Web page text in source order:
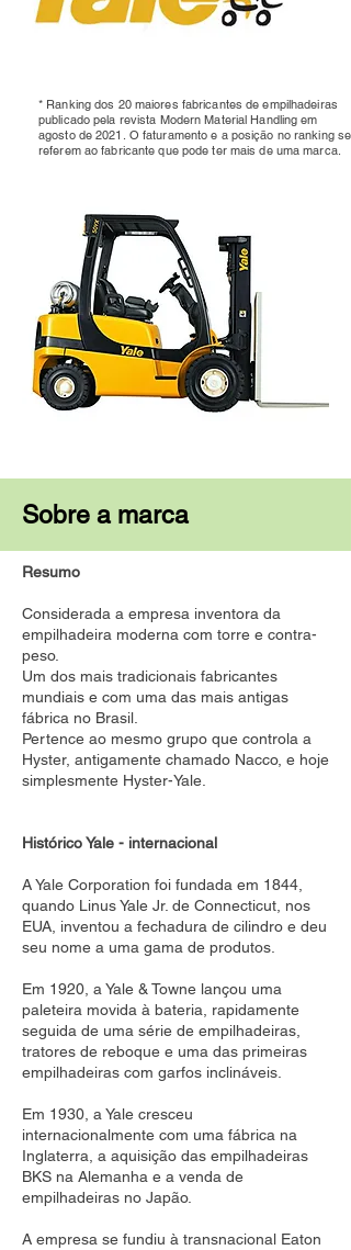
* Ranking dos 20 maiores fabricantes de empilhadeiras
publicado pela revista Modern Material Handling em
agosto de 2021. O faturamento e a posição no ranking se
referem ao fabricante que pode ter mais de uma marca.
Sobre a marca
Resumo
Considerada a empresa inventora da
empilhadeira moderna com torre e contra-
peso.
Um dos mais tradicionais fabricantes
mundiais e com uma das mais antigas
fábrica no Brasil.
Pertence ao mesmo grupo que controla a
Hyster, antigamente chamado Nacco, e hoje
simplesmente Hyster-Yale.
Histórico Yale - internacional
A Yale Corporation foi fundada em 1844,
quando Linus Yale Jr. de Connecticut, nos
EUA, inventou a fechadura de cilindro e deu
seu nome a uma gama de produtos.
Em 1920, a Yale & Towne lançou uma
paleteira movida à bateria, rapidamente
seguida de uma série de empilhadeiras,
tratores de reboque e uma das primeiras
empilhadeiras com garfos inclináveis.
Em 1930, a Yale cresceu
internacionalmente com uma fábrica na
Inglaterra, a aquisição das empilhadeiras
BKS na Alemanha e a venda de
empilhadeiras no Japão.
A empresa se fundiu à transnacional Eaton